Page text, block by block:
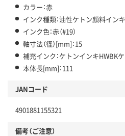
カラー：赤
インク種類：油性ケトン顔料インキ
インク色：赤（#19）
軸寸法（径）[mm]：15
補充インク：ケトンインキHWBK
本体長[mm]：111
JANコード
4901881155321
備考（ご注意）